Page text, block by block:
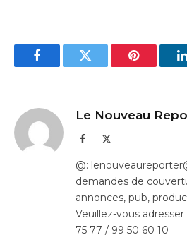
FacebookTwitter Pinterest
Le Nouveau
Facebook
@:
demandes de
annonces, pub,
Veuillez-vous
75 77 / 99 50 60 10